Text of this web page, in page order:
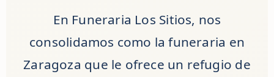
En Funeraria Los Sitios, nos
consolidamos como la funeraria en
Zaragoza que le ofrece un refugio de